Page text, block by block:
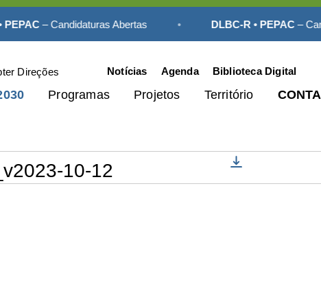
– Candidaturas Abertas DLBC-R • PEPAC–
Direções Notícias Agenda Biblioteca Digital
Programas Projetos Território
10-12